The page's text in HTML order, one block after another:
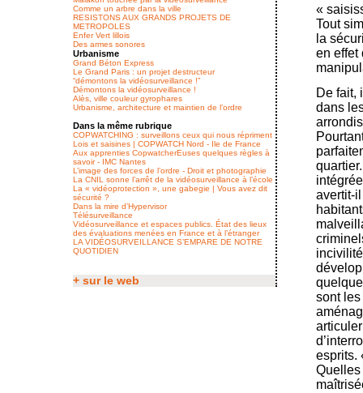
«
Tout
la
en effet
De fait,
dans
avertit-
sont
esprits.
Quelles
Comme un arbre dans la ville
RESISTONS AUX GRANDS PROJETS DE
METROPOLES
Enfer Vert lillois
Des armes sonores
Urbanisme
Grand Béton Express
Le Grand Paris : un projet destructeur
“démontons la vidéosurveillance !”
Démontons la vidéosurveillance !
Alès, ville couleur gyrophares
Urbanisme, architecture et maintien de l’ordre
Dans la même rubrique
COPWATCHING : surveillons ceux qui nous répriment
Lois et saisines | COPWATCH Nord - Ile de France
Aux apprenties CopwatcherEuses quelques règles à
savoir - IMC Nantes
L’image des forces de l’ordre - Droit et photographie
La CNIL sonne l’arrêt de la vidéosurveillance à l’école
La « vidéoprotection », une gabegie | Vous avez dit
sécurité ?
Dans la mire d’Hypervisor
Télésurveillance
Vidéosurveillance et espaces publics. État des lieux
des évaluations menées en France et à l’étranger
LA VIDÉOSURVEILLANCE S’EMPARE DE NOTRE
QUOTIDIEN
+ sur le web